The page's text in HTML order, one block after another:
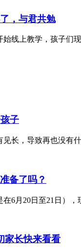
，与君共勉
线上教学，孩子
子
长，导致再也没有
备了吗？
6月20日至21日）
家长快来看看